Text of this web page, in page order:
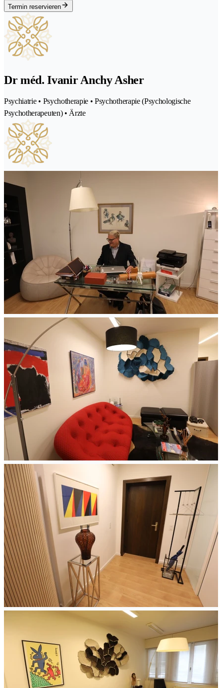
Termin reservieren
Dr méd. Ivanir Anchy Asher
Psychiatrie • Psychotherapie • Psychotherapie (Psychologische
Psychotherapeuten) • Ärzte